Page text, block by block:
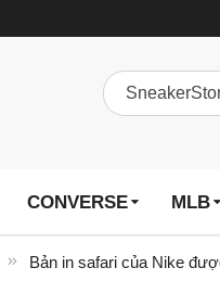
CONVERSE MLB
Bản in safari của Nike